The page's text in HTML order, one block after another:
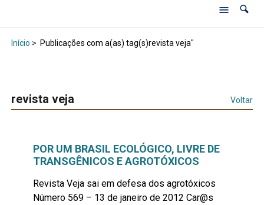
Início > Publicações com a(as) tag(s)revista veja"
revista veja Voltar
POR UM BRASIL ECOLÓGICO, LIVRE DE
TRANSGÊNICOS E AGROTÓXICOS
Revista Veja sai em defesa dos agrotóxicos
Número 569 – 13 de janeiro de 2012 Car@s